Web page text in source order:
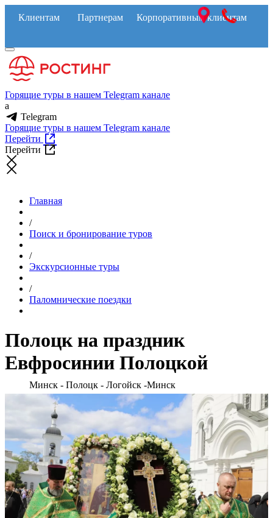
Клиентам Партнерам Корпоративным клиентам
Горящие туры в нашем Telegram канале
a
Telegram
Горящие туры в нашем Telegram канале
Перейти
Перейти
Главная
/
Поиск и бронирование туров
/
Экскурсионные туры
/
Паломнические поездки
Полоцк на праздник
Евфросинии Полоцкой
Минск - Полоцк - Логойск -Минск